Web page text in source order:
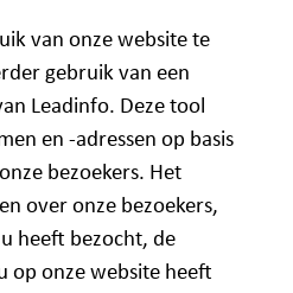
van onze website te
gebruik van een
Leadinfo. Deze tool
en -adressen op basis
bezoekers. Het
over onze bezoekers,
heeft bezocht, de
op onze website heeft